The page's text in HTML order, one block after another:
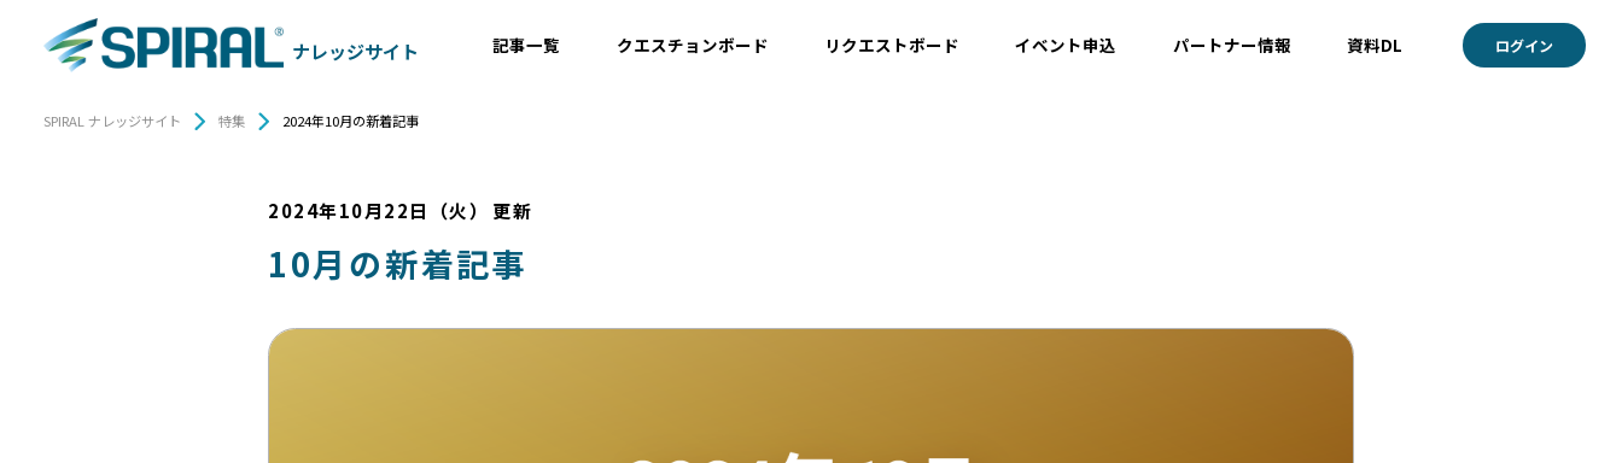
ナレッジサイト 記事一覧
設計情報
クエスチョンボード リクエストボード イベント申込 パートナー情報 資料DL ログイン
SPIRAL ナレッジサイト 特集 2024年10月の新着記事
2024年10月22日（火） 更新
10月の新着記事